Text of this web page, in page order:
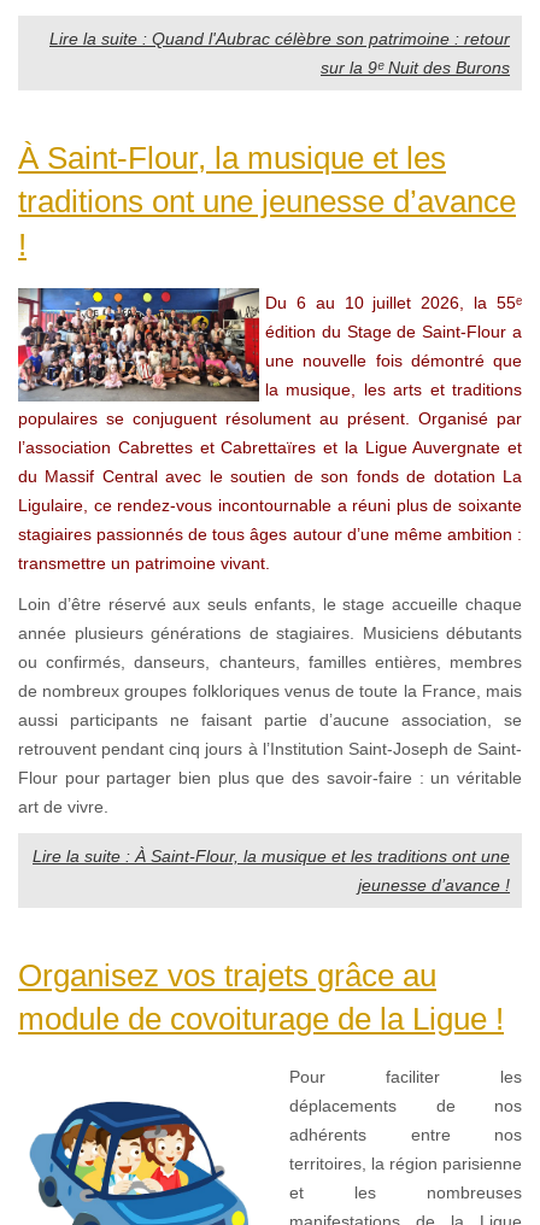
Lire la suite : Quand l'Aubrac célèbre son patrimoine : retour
sur la 9ᵉ Nuit des Burons
À Saint-Flour, la musique et les
traditions ont une jeunesse d’avance
!
Du 6 au 10 juillet 2026, la 55ᵉ
édition du Stage de Saint-Flour a
une nouvelle fois démontré que
la musique, les arts et traditions
populaires se conjuguent résolument au présent. Organisé par
l’association Cabrettes et Cabrettaïres et la Ligue Auvergnate et
du Massif Central avec le soutien de son fonds de dotation La
Ligulaire, ce rendez-vous incontournable a réuni plus de soixante
stagiaires passionnés de tous âges autour d’une même ambition :
transmettre un patrimoine vivant.
Loin d’être réservé aux seuls enfants, le stage accueille chaque
année plusieurs générations de stagiaires. Musiciens débutants
ou confirmés, danseurs, chanteurs, familles entières, membres
de nombreux groupes folkloriques venus de toute la France, mais
aussi participants ne faisant partie d’aucune association, se
retrouvent pendant cinq jours à l’Institution Saint-Joseph de Saint-
Flour pour partager bien plus que des savoir-faire : un véritable
art de vivre.
Lire la suite : À Saint-Flour, la musique et les traditions ont une
jeunesse d’avance !
Organisez vos trajets grâce au
module de covoiturage de la Ligue !
Pour faciliter les
déplacements de nos
adhérents entre nos
territoires, la région parisienne
et les nombreuses